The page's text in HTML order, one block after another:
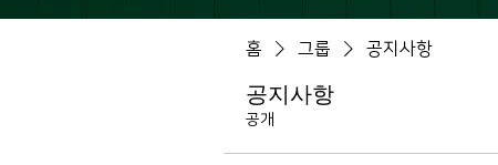
홈 그룹 공지사항
공지사항
공개